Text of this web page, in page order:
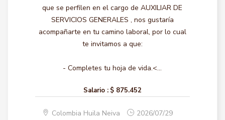
que se perfilen en el cargo de AUXILIAR DE
SERVICIOS GENERALES , nos gustaría
acompañarte en tu camino laboral, por lo cual
te invitamos a que:
- Completes tu hoja de vida.<...
Salario : $ 875.452
Colombia Huila Neiva 2026/07/29